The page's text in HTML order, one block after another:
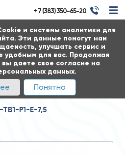
и системы аналитики для
Эти данные помогут нам
улучшать сервис и
удобным для вас. Продолжая
вы даете свое согласие на
данных.
Понятно
+ 7 (383) 350-65-20
Р1-Е-7,5